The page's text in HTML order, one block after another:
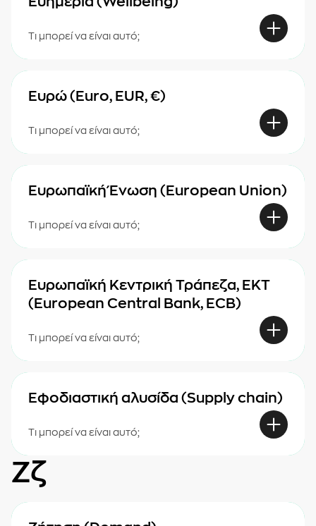
Τι μπορεί να είναι αυτό;
Ευρώ (Euro, EUR, €)
Τι μπορεί να είναι αυτό;
Ευρωπαϊκή Ένωση (European Union)
Τι μπορεί να είναι αυτό;
Ευρωπαϊκή Κεντρική Τράπεζα, EKT
(European Central Bank, ECB)
Τι μπορεί να είναι αυτό;
Εφοδιαστική αλυσίδα (Supply chain)
Τι μπορεί να είναι αυτό;
Ζζ